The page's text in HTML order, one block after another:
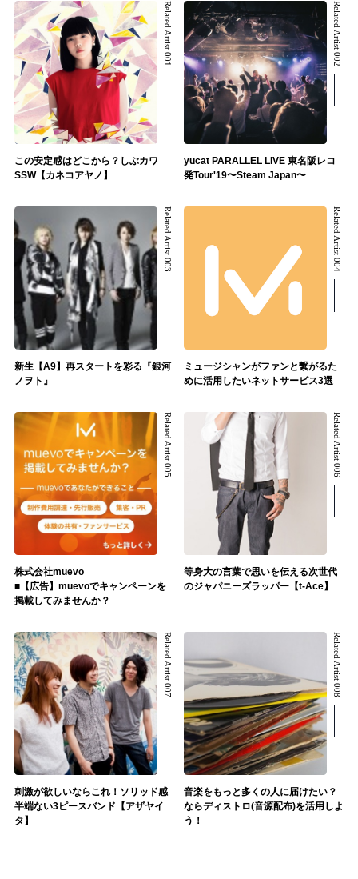
Related Artist 001
この安定感はどこから？しぶカワ
SSW【カネコアヤノ】
Related Artist 002
yucat PARALLEL LIVE 東名阪レコ
発Tour'19〜Steam Japan〜
Related Artist 003
新生【A9】再スタートを彩る『銀河
ノヲト』
Related Artist 004
ミュージシャンがファンと繋がるた
めに活用したいネットサービス3選
Related Artist 005
株式会社muevo
■【広告】muevoでキャンペーンを
掲載してみませんか？
Related Artist 006
等身大の言葉で思いを伝える次世代
のジャパニーズラッパー【t-Ace】
Related Artist 007
刺激が欲しいならこれ！ソリッド感
半端ない3ピースバンド【アザヤイ
タ】
Related Artist 008
音楽をもっと多くの人に届けたい？
ならディストロ(音源配布)を活用しよ
う！